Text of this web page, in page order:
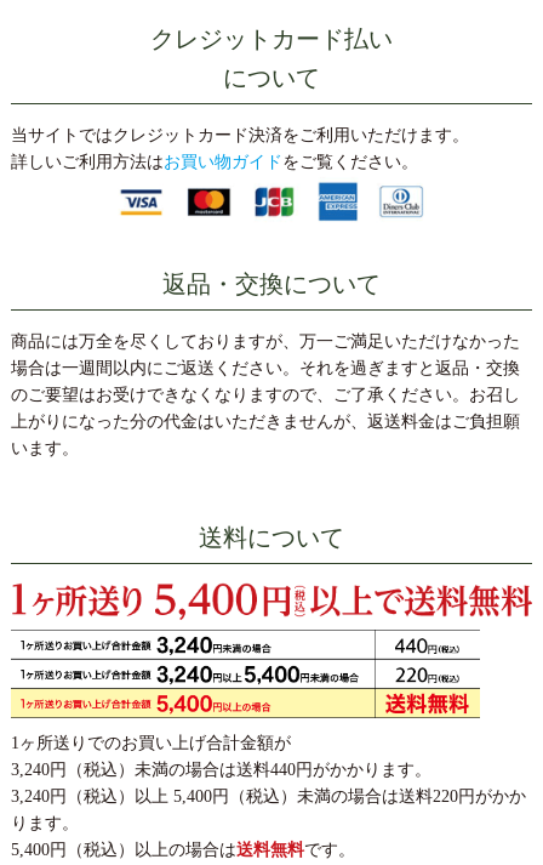
クレジットカード払い
について
当サイトではクレジットカード決済をご利用いただけます。
詳しいご利用方法はお買い物ガイド をご覧ください。
返品・交換について
商品には万全を尽くしておりますが、万一ご満足いただけなかった
場合は一週間以内にご返送ください。それを過ぎますと返品・交換
のご要望はお受けできなくなりますので、ご了承ください。お召し
上がりになった分の代金はいただきませんが、返送料金はご負担願
います。
送料について
1ヶ所送りでのお買い上げ合計金額が
3,240円（税込）未満の場合は送料440円がかかります。
3,240円（税込）以上 5,400円（税込）未満の場合は送料220円がかか
ります。
5,400円（税込）以上の場合は送料無料です。